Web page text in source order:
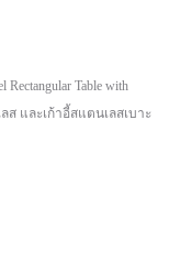
Rectangular Table with
ส และเก้าอี้สแตนเลสเบาะ